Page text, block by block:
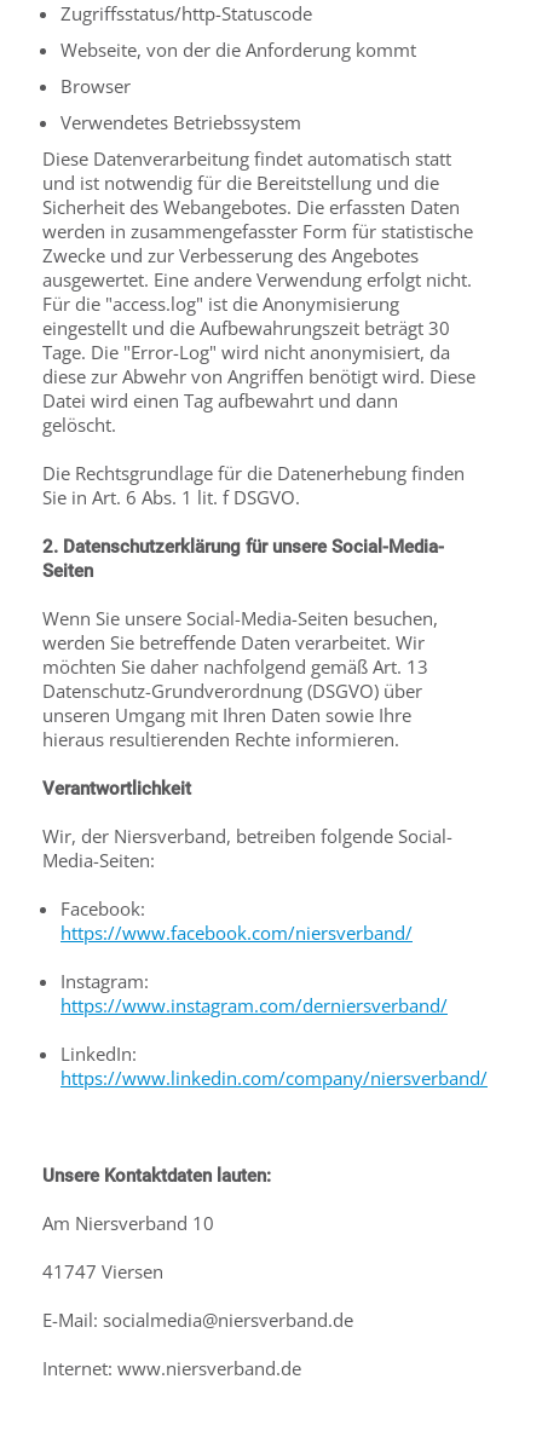
Zugriffsstatus/http-Statuscode
Webseite, von der die Anforderung kommt
Browser
Verwendetes Betriebssystem
Diese Datenverarbeitung findet automatisch statt
und ist notwendig für die Bereitstellung und die
Sicherheit des Webangebotes. Die erfassten Daten
werden in zusammengefasster Form für statistische
Zwecke und zur Verbesserung des Angebotes
ausgewertet. Eine andere Verwendung erfolgt nicht.
Für die "access.log" ist die Anonymisierung
eingestellt und die Aufbewahrungszeit beträgt 30
Tage. Die "Error-Log" wird nicht anonymisiert, da
diese zur Abwehr von Angriffen benötigt wird. Diese
Datei wird einen Tag aufbewahrt und dann
gelöscht.
Die Rechtsgrundlage für die Datenerhebung finden
Sie in Art. 6 Abs. 1 lit. f DSGVO.
2. Datenschutzerklärung für unsere Social-Media-
Seiten
Wenn Sie unsere Social-Media-Seiten besuchen,
werden Sie betreffende Daten verarbeitet. Wir
möchten Sie daher nachfolgend gemäß Art. 13
Datenschutz-Grundverordnung (DSGVO) über
unseren Umgang mit Ihren Daten sowie Ihre
hieraus resultierenden Rechte informieren.
Verantwortlichkeit
Wir, der Niersverband, betreiben folgende Social-
Media-Seiten:
Facebook:
https://www.facebook.com/niersverband/
Instagram:
https://www.instagram.com/derniersverband/
LinkedIn:
https://www.linkedin.com/company/niersverband/
Unsere Kontaktdaten lauten:
Am Niersverband 10
41747 Viersen
E-Mail: socialmedia@niersverband.de
Internet: www.niersverband.de